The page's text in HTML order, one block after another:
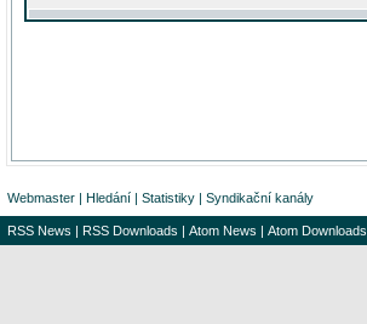
Webmaster | Hledání | Statistiky | Syndikační kanály
RSS News | RSS Downloads | Atom News | Atom Downloads